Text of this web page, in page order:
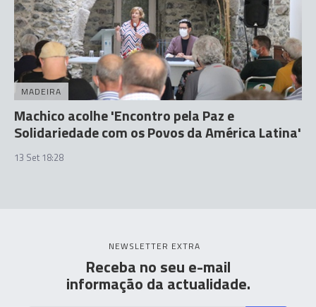
MADEIRA
Machico acolhe 'Encontro pela Paz e
Solidariedade com os Povos da América Latina'
13 Set 18:28
NEWSLETTER EXTRA
Receba no seu e-mail
informação da actualidade.